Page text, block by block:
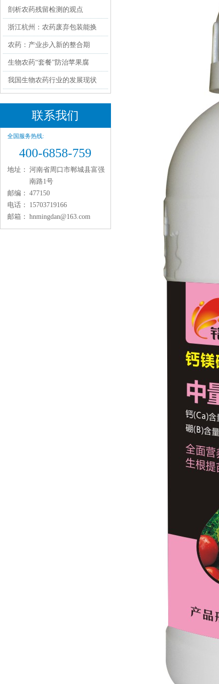
剖析农药残留检测的观点
浙江杭州：农药废弃包装能换
农药：产业步入新的整合期
生物农药“套餐”防治苹果腐
我国生物农药行业的发展现状
联系我们
全国服务热线:
400-6858-759
地址： 河南省周口市郸城县富强
南路1号
邮编： 477150
电话：
15703719166
邮箱： hnmingdan@163.com